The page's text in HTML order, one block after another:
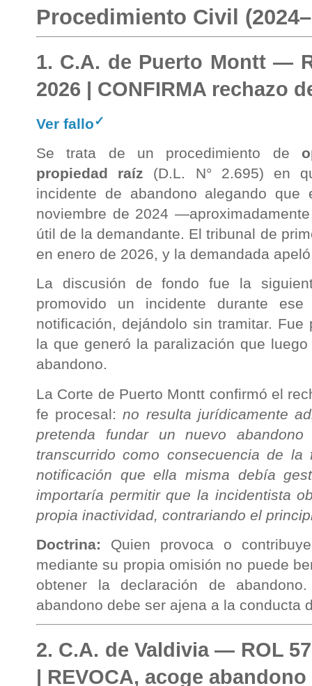
Procedimiento Civil
1. C.A. de Puerto Montt —
2026 | CONFIRMA rechazo
Ver fallo✓
Se trata de un procedimiento de
propiedad raíz (D.L. N° 2.695) en
incidente de abandono alegando
noviembre de 2024
útil de la demandante. El tribunal de
en enero de 2026, y la demandada
La discusión de fondo fue la
promovido un incidente durante
notificación, dejándolo sin tramitar.
la que generó la paralización que
abandono.
La Corte de Puerto Montt confirmó el
fe procesal:no resulta jurídicamente
pretenda fundar un nuevo
transcurrido como consecuencia de
notificación que ella misma debía
importaría permitir que la incidentista
propia inactividad, contrariando el
Doctrina: Quien provoca o
mediante su propia omisión no puede
obtener la declaración de
abandono debe ser ajena a la conducta
2. C.A. de Valdivia — ROL
| REVOCA, acoge abandono